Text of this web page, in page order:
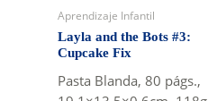
Aprendizaje Infantil
Layla and the Bots #3:
Cupcake Fix
Pasta Blanda, 80 págs.,